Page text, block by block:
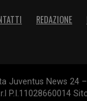
REDAZIONE
Juventus News 24
P.I.11028660014